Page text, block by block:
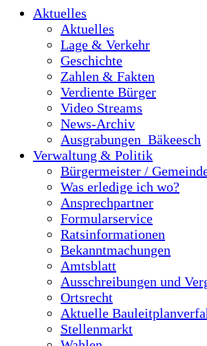
Aktuelles
Aktuelles
Lage & Verkehr
Geschichte
Zahlen & Fakten
Verdiente Bürger
Video Streams
News-Archiv
Ausgrabungen_Bäkeesch
Verwaltung & Politik
Bürgermeister /
Was erledige ich wo?
Ansprechpartner
Formularservice
Ratsinformationen
Bekanntmachungen
Amtsblatt
Ausschreibungen und
Ortsrecht
Aktuelle
Stellenmarkt